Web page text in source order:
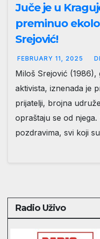
Juče je u
preminuo
Srejović!
FEBRUARY 11, 2025
Miloš Srejović
aktivista, iznenada je
prijatelji, brojna
opraštaju se od
pozdravima, svi koji
Radio Uživo